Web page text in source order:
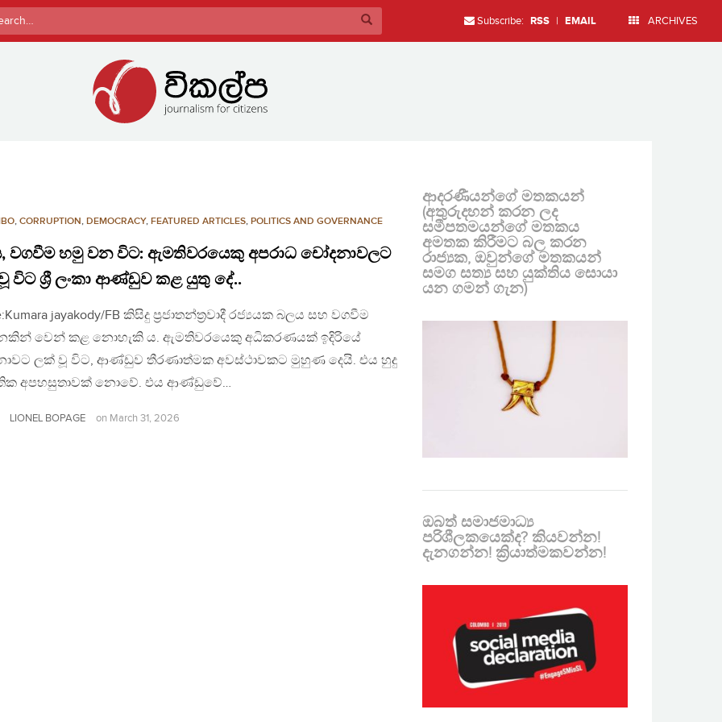
Subscribe: RSS | EMAIL ARCHIVES
, CORRUPTION, DEMOCRACY, FEATURED ARTICLES, POLITICS AND GOVERNANCE
වගවීම හමු වන විට: ඇමතිවරයෙකු අපරාධ චෝදනාවලට
විට ශ්‍රී ලංකා ආණ්ඩුව කළ යුතු දේ..
jayakody/FB කිසිදු ප්‍රජාතන්ත්‍රවාදී රජ්‍යයක බලය සහ වගවීම
වෙන් කළ නොහැකි ය. ඇමතිවරයෙකු අධිකරණයක් ඉදිරියේ
ලක් වූ විට, ආණ්ඩුව තීරණාත්මක අවස්ථාවකට මුහුණ දෙයි. එය හුදු
අපහසුතාවක් නොවේ. එය ආණ්ඩුවේ…
LIONEL BOPAGE on March 31, 2026
ආදරණීයන්ගේ මතකයන්
(අතුරුදහන් කරන ලද
සමීපතමයන්ගේ මතකය
අමතක කිරීමට බල කරන
රාජ්‍යක, ඔවුන්ගේ මතකයන්
සමග සත්‍ය සහ යුක්තිය සොයා
යන ගමන් ගැන)
ඔබත් සමාජමාධ්‍ය
පරිශීලකයෙක්ද? කියවන්න!
දැනගන්න! ක්‍රියාත්මකවන්න!